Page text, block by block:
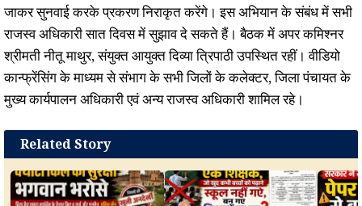
जाकर सुनवाई करके प्रकरण निराकृत करेंगे। इस अभियान के संबंध में सभी
राजस्व अधिकारी सात दिवस में सुझाव दे सकते हैं। बैठक में अपर कमिश्नर
श्रीमती नीतू माथुर, संयुक्त आयुक्त दिव्या त्रिपाठी उपस्थित रहीं। वीडियो
कान्फ्रेंसिंग के माध्यम से संभाग के सभी जिलों के कलेक्टर, जिला पंचायत के
मुख्य कार्यपालन अधिकारी एवं अन्य राजस्व अधिकारी शामिल रहे।
Related Story